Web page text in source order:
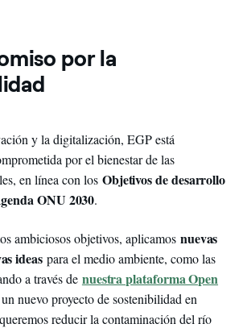
por la
y la digitalización, EGP está
por el bienestar de las
en línea con los Objetivos de desarrollo
ONU 2030.
ambiciosos objetivos, aplicamos nuevas
ideaspara el medio ambiente, como las
a través de nuestra plataforma Open
nuevo proyecto de sostenibilidad en
reducir la contaminación del río